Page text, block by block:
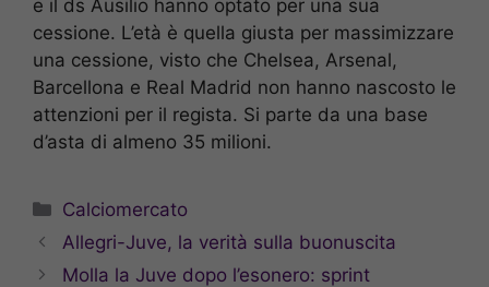
e il ds Ausilio hanno optato per una sua
cessione. L’età è quella giusta per massimizzare
una cessione, visto che Chelsea, Arsenal,
Barcellona e Real Madrid non hanno nascosto le
attenzioni per il regista. Si parte da una base
d’asta di almeno 35 milioni.
Categorie
Calciomercato
Allegri-Juve, la verità sulla buonuscita
Molla la Juve dopo l’esonero: sprint